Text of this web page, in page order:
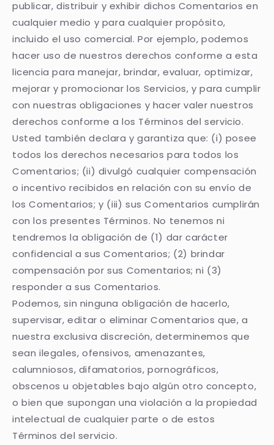
publicar, distribuir y exhibir dichos Comentarios en
cualquier medio y para cualquier propósito,
incluido el uso comercial. Por ejemplo, podemos
hacer uso de nuestros derechos conforme a esta
licencia para manejar, brindar, evaluar, optimizar,
mejorar y promocionar los Servicios, y para cumplir
con nuestras obligaciones y hacer valer nuestros
derechos conforme a los Términos del servicio.
Usted también declara y garantiza que: (i) posee
todos los derechos necesarios para todos los
Comentarios; (ii) divulgó cualquier compensación
o incentivo recibidos en relación con su envío de
los Comentarios; y (iii) sus Comentarios cumplirán
con los presentes Términos. No tenemos ni
tendremos la obligación de (1) dar carácter
confidencial a sus Comentarios; (2) brindar
compensación por sus Comentarios; ni (3)
responder a sus Comentarios.
Podemos, sin ninguna obligación de hacerlo,
supervisar, editar o eliminar Comentarios que, a
nuestra exclusiva discreción, determinemos que
sean ilegales, ofensivos, amenazantes,
calumniosos, difamatorios, pornográficos,
obscenos u objetables bajo algún otro concepto,
o bien que supongan una violación a la propiedad
intelectual de cualquier parte o de estos
Términos del servicio.